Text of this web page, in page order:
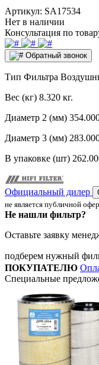
Артикул: SA17534
Нет в наличии
Консультация по
Обратный звонок
Тип Фильтра
Вес (кг) 8.320 кг.
Диаметр 2 (мм)
Диаметр 3 (мм)
В упаковке (шт)
Официальный дилер
не является публичной
Не нашли фильтр?
Оставьте заявку
подберем нужный
ПОКУПАТЕЛЮ
Специальные